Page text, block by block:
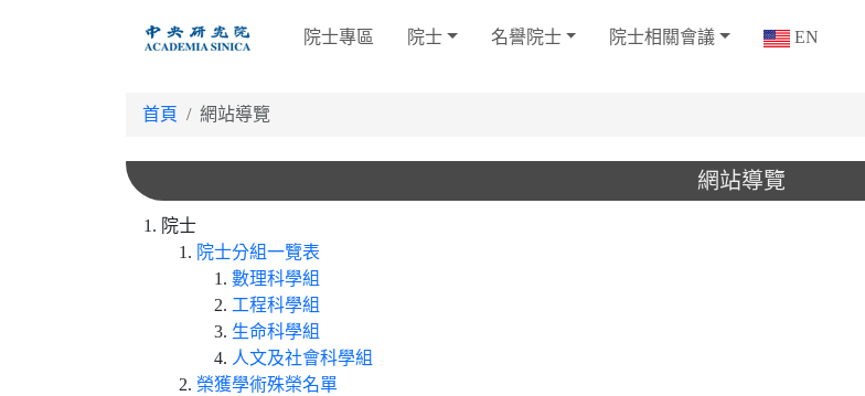
院士專區 院士 名譽院士 院士相關會議 EN
首頁 網站導覽
網站導覽
院士
院士分組一覽表
數理科學組
工程科學組
生命科學組
人文及社會科學組
榮獲學術殊榮名單